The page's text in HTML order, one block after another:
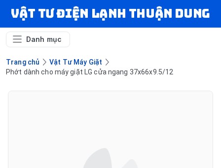
VẬT TƯ ĐIỆN LẠNH THUẬN DUNG
Danh mục
Trang chủ
Vật Tư Máy Giặt
Phớt dành cho máy giặt LG cửa ngang 37x66x9.5/12